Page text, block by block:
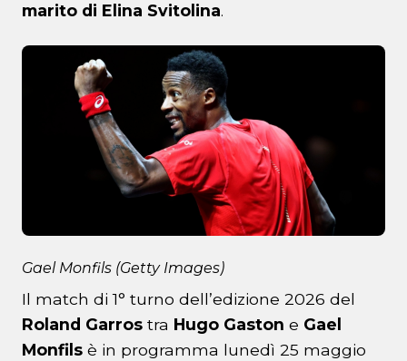
marito di Elina Svitolina.
Gael Monfils (Getty Images)
Il match di 1° turno dell’edizione 2026 del
Roland Garros tra Hugo Gaston e Gael
Monfils è in programma lunedì 25 maggio